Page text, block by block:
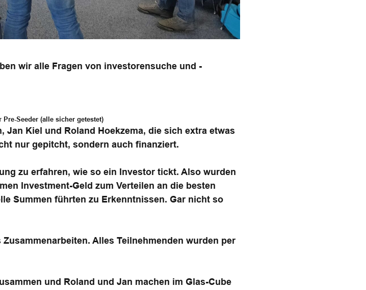
wir alle Fragen von investorensuche und -
Seeder (alle sicher getestet)
Kiel und Roland Hoekzema, die sich extra etwas
nur gepitcht, sondern auch finanziert.
zu erfahren, wie so ein Investor tickt. Also wurden
Investment-Geld zum Verteilen an die besten
Summen führten zu Erkenntnissen. Gar nicht so
Alles Teilnehmenden wurden per
und Roland und Jan machen im Glas-Cube